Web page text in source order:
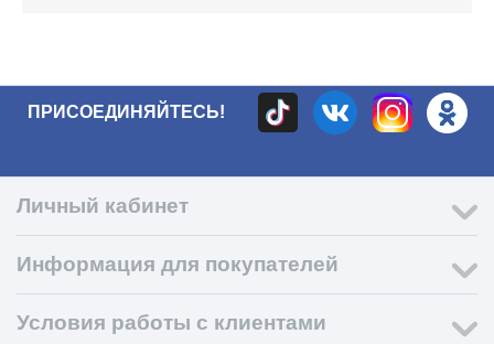
ПРИСОЕДИНЯЙТЕСЬ!
Личный кабинет
Информация для покупателей
Условия работы с клиентами